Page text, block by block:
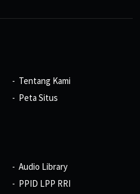
Tentang Kami
Peta Situs
Audio Library
PPID LPP RRI